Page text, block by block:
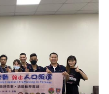
運意識，並動員國際組
的資源，一起防制人口販
及被害人保護24小時免費
等5種語言) 2. 移民署：
救我，人口販運案件檢舉
請苗栗縣政府外籍人士宣
： (一)勞青處：受理以外